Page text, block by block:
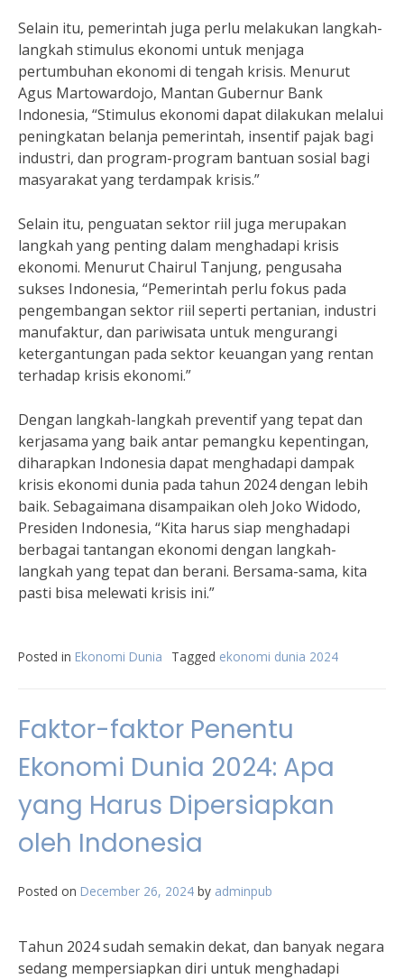
Selain itu, pemerintah juga perlu melakukan langkah-
langkah stimulus ekonomi untuk menjaga
pertumbuhan ekonomi di tengah krisis. Menurut
Agus Martowardojo, Mantan Gubernur Bank
Indonesia, “Stimulus ekonomi dapat dilakukan melalui
peningkatan belanja pemerintah, insentif pajak bagi
industri, dan program-program bantuan sosial bagi
masyarakat yang terdampak krisis.”
Selain itu, penguatan sektor riil juga merupakan
langkah yang penting dalam menghadapi krisis
ekonomi. Menurut Chairul Tanjung, pengusaha
sukses Indonesia, “Pemerintah perlu fokus pada
pengembangan sektor riil seperti pertanian, industri
manufaktur, dan pariwisata untuk mengurangi
ketergantungan pada sektor keuangan yang rentan
terhadap krisis ekonomi.”
Dengan langkah-langkah preventif yang tepat dan
kerjasama yang baik antar pemangku kepentingan,
diharapkan Indonesia dapat menghadapi dampak
krisis ekonomi dunia pada tahun 2024 dengan lebih
baik. Sebagaimana disampaikan oleh Joko Widodo,
Presiden Indonesia, “Kita harus siap menghadapi
berbagai tantangan ekonomi dengan langkah-
langkah yang tepat dan berani. Bersama-sama, kita
pasti bisa melewati krisis ini.”
Posted in Ekonomi Dunia Tagged ekonomi dunia 2024
Faktor-faktor Penentu
Ekonomi Dunia 2024: Apa
yang Harus Dipersiapkan
oleh Indonesia
Posted on December 26, 2024 by adminpub
Tahun 2024 sudah semakin dekat, dan banyak negara
sedang mempersiapkan diri untuk menghadapi